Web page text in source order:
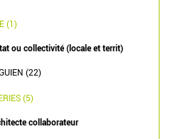
(1)
ou collectivité (locale et territ)
(22)
(5)
collaborateur